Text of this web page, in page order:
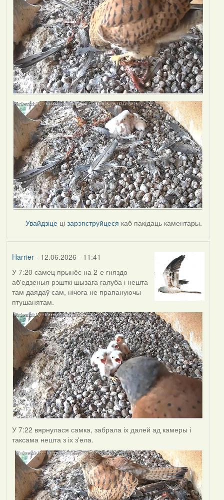
Увайдзіце цізарэгіструйцеся каб пакідаць каментары.
Harrier- 12.06.2026 - 11:41
У 7:20 самец прынёс на 2-е гняздо
аб'едзеныя рэшткі шызага галуба і нешта
там даядаў сам, нічога не прапануючы
птушанятам.
У 7:22 вярнулася самка, забрала іх далей ад камеры і
таксама нешта з іх з'ела.